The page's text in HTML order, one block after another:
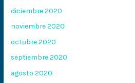
diciembre 2020
noviembre 2020
octubre 2020
septiembre 2020
agosto 2020